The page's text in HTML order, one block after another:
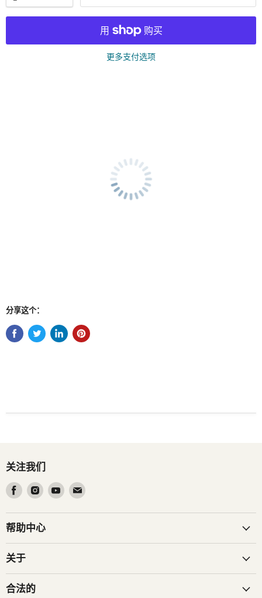
更多支付选项
分享这个：
关注我们
在
Facebook
找
到
们
在
Instagram
找
到
在
Youtube
找
在
箱
帮助中心
关于
合法的